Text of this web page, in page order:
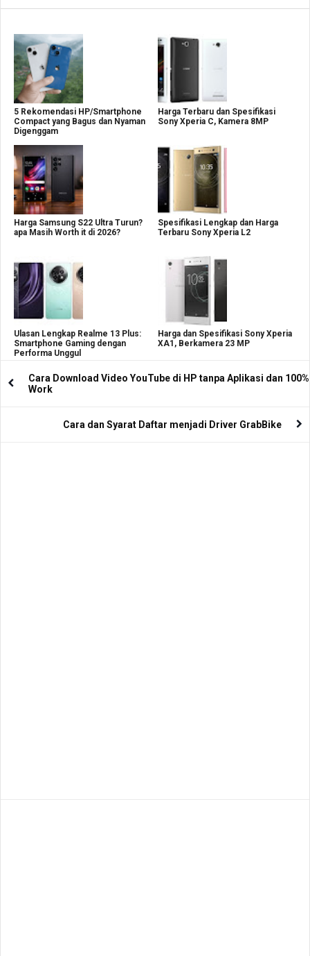
5 Rekomendasi HP/Smartphone
Compact yang Bagus dan Nyaman
Digenggam
Harga Terbaru dan Spesifikasi
Sony Xperia C, Kamera 8MP
Harga Samsung S22 Ultra Turun?
apa Masih Worth it di 2026?
Spesifikasi Lengkap dan Harga
Terbaru Sony Xperia L2
Ulasan Lengkap Realme 13 Plus:
Smartphone Gaming dengan
Performa Unggul
Harga dan Spesifikasi Sony Xperia
XA1, Berkamera 23 MP
Cara Download Video YouTube di HP tanpa Aplikasi dan 100%
Work
Cara dan Syarat Daftar menjadi Driver GrabBike